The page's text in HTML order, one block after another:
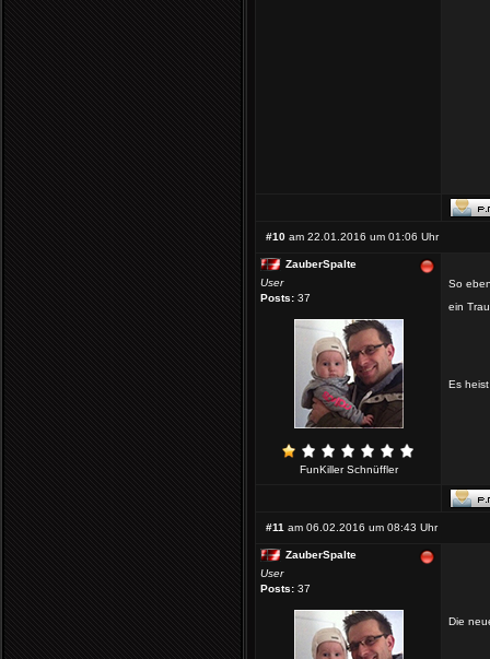
#10 am 22.01.2016 um 01:06 Uhr
ZauberSpalte
User
Posts: 37
FunKiller Schnüffler
So
ein
Es
#11 am 06.02.2016 um 08:43 Uhr
ZauberSpalte
User
Posts: 37
Die